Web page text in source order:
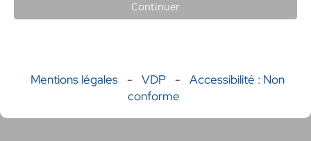
Continuer
Mentions légales - VDP -
Accessibilité : Non
conforme